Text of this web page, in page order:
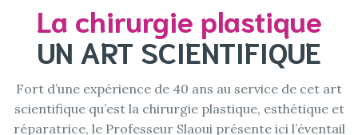
La chirurgie plastique
UN ART SCIENTIFIQUE
Fort d’une expérience de 40 ans au service de cet art
scientifique qu’est la chirurgie plastique, esthétique et
réparatrice, le Professeur Slaoui présente ici l’éventail